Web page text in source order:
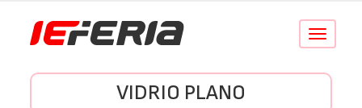
Conmutar
VIDRIO PLANO